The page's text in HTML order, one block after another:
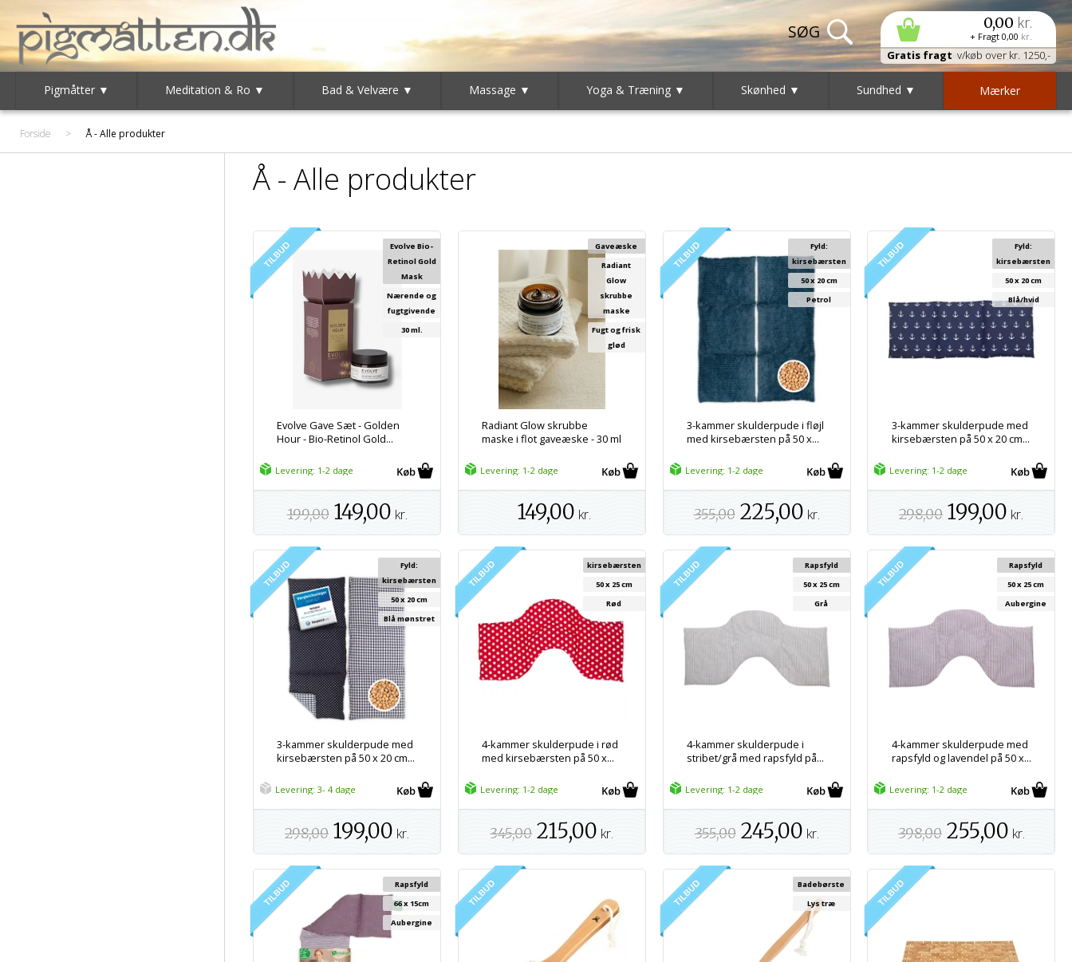
0,00 kr.
+ Fragt 0,00 kr.
Gratis fragt v/køb over kr. 1250,-
Pigmåtter ▼ Meditation & Ro ▼ Bad & Velvære ▼ Massage ▼ Yoga & Træning ▼ Skønhed ▼ Sundhed ▼ Mærker
Forside > Å - Alle produkter
Å - Alle produkter
Evolve Gave Sæt - Golden
Hour - Bio-Retinol Gold...
Evolve Bio-
Retinol Gold
Mask
Nærende og
fugtgivende
30 ml.
Levering: 1-2 dage
199,00 149,00 kr.
Radiant Glow skrubbe
maske i flot gaveæske - 30 ml
Gaveæske
Radiant
Glow
skrubbe
maske
Fugt og frisk
glød
Levering: 1-2 dage
149,00 kr.
3-kammer skulderpude i fløjl
med kirsebærsten på 50 x...
Fyld:
kirsebærsten
50 x 20 cm
Petrol
Levering: 1-2 dage
355,00 225,00 kr.
3-kammer skulderpude med
kirsebærsten på 50 x 20 cm...
Fyld:
kirsebærsten
50 x 20 cm
Blå/hvid
Levering: 1-2 dage
298,00 199,00 kr.
3-kammer skulderpude med
kirsebærsten på 50 x 20 cm...
Fyld:
kirsebærsten
50 x 20 cm
Blå mønstret
Levering: 3- 4 dage
298,00 199,00 kr.
4-kammer skulderpude i rød
med kirsebærsten på 50 x...
kirsebærsten
50 x 25 cm
Rød
Levering: 1-2 dage
345,00 215,00 kr.
4-kammer skulderpude i
stribet/grå med rapsfyld på...
Rapsfyld
50 x 25 cm
Grå
Levering: 1-2 dage
355,00 245,00 kr.
4-kammer skulderpude med
rapsfyld og lavendel på 50 x...
Rapsfyld
50 x 25 cm
Aubergine
Levering: 1-2 dage
398,00 255,00 kr.
Rapsfyld
66 x 15cm
Aubergine
Badebørste
Lys træ